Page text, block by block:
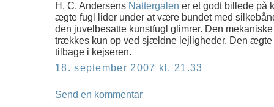
H. C. Andersens Nattergalen er et godt billede på
ægte fugl lider under at være bundet med
den juvelbesatte kunstfugl glimrer. Den
trækkes kun op ved sjældne lejligheder. Den ægte
tilbage i kejseren.
18. september 2007 kl. 21.33
Send en kommentar